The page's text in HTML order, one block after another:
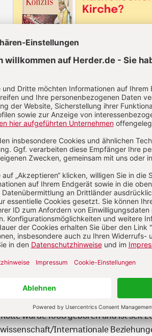
Diesen Artikel jetzt
innen können diesen
lesen.
Sie haben
Anmelden
wurde 1968 geboren und ist seit
Internationale